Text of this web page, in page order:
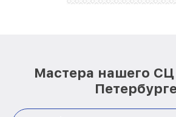
Мастера нашего